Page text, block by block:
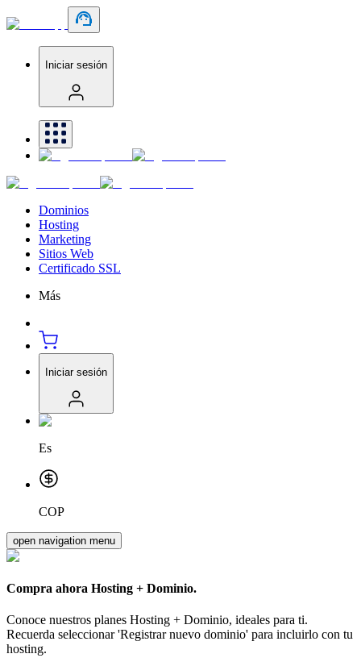
Iniciar sesión
Dominios
Hosting
Marketing
Sitios Web
Certificado SSL
Más
Iniciar sesión
Es
COP
open navigation menu
Compra ahora Hosting + Dominio.
Conoce nuestros planes Hosting + Dominio, ideales para ti.
Recuerda seleccionar 'Registrar nuevo dominio' para incluirlo con tu
hosting.